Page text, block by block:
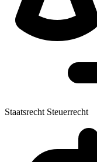
Staatsrecht Steuerrecht